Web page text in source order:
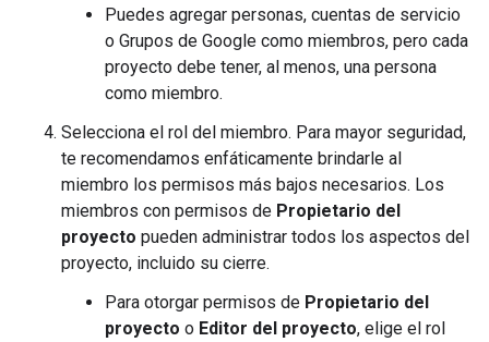
Puedes agregar personas, cuentas de servicio
o Grupos de Google como miembros, pero cada
proyecto debe tener, al menos, una persona
como miembro.
Selecciona el rol del miembro. Para mayor seguridad,
te recomendamos enfáticamente brindarle al
miembro los permisos más bajos necesarios. Los
miembros con permisos de Propietario del
proyecto pueden administrar todos los aspectos del
proyecto, incluido su cierre.
Para otorgar permisos de Propietario del
proyecto o Editor del proyecto, elige el rol